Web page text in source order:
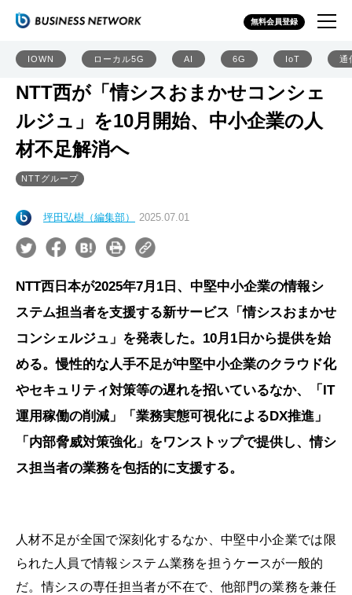
無料会員登録
IOWN ローカル5G AI 6G IoT 通
NTT西が「情シスおまかせコンシェ
ルジュ」を10月開始、中小企業の人
材不足解消へ
NTTグループ
坪田弘樹（編集部） 2025.07.01
NTT西日本が2025年7月1日、中堅中小企業の情報シ
ステム担当者を支援する新サービス「情シスおまかせ
コンシェルジュ」を発表した。10月1日から提供を始
める。慢性的な人手不足が中堅中小企業のクラウド化
やセキュリティ対策等の遅れを招いているなか、「IT
運用稼働の削減」「業務実態可視化によるDX推進」
「内部脅威対策強化」をワンストップで提供し、情シ
ス担当者の業務を包括的に支援する。
人材不足が全国で深刻化するなか、中堅中小企業では限
られた人員で情報システム業務を担うケースが一般的
だ。情シスの専任担当者が不在で、他部門の業務を兼任